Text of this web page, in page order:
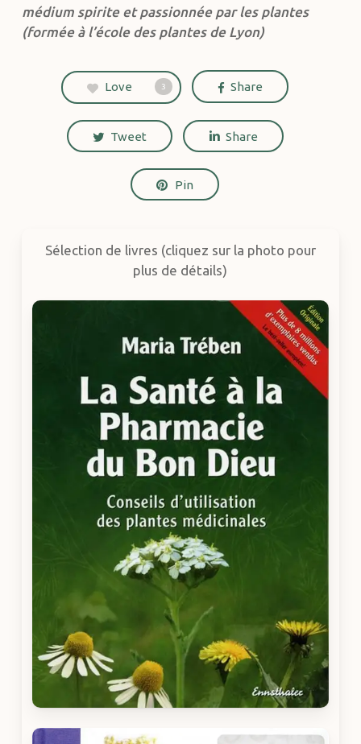
médium spirite et passionnée par les plantes
(formée à l’école des plantes de Lyon)
Love 3 Share
Tweet Share
Pin
Sélection de livres (cliquez sur la photo pour
plus de détails)